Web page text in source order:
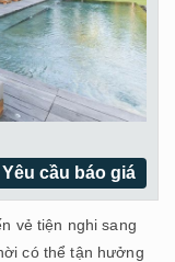
Yêu cầu báo giá
vẻ tiện nghi sang
có thể tận hưởng